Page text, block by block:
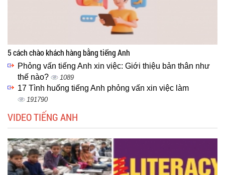
5 cách chào khách hàng bằng tiếng Anh
Phỏng vấn tiếng Anh xin việc: Giới thiệu bản thân như
thế nào?
1089
17 Tình huống tiếng Anh phỏng vấn xin việc làm
191790
VIDEO TIẾNG ANH